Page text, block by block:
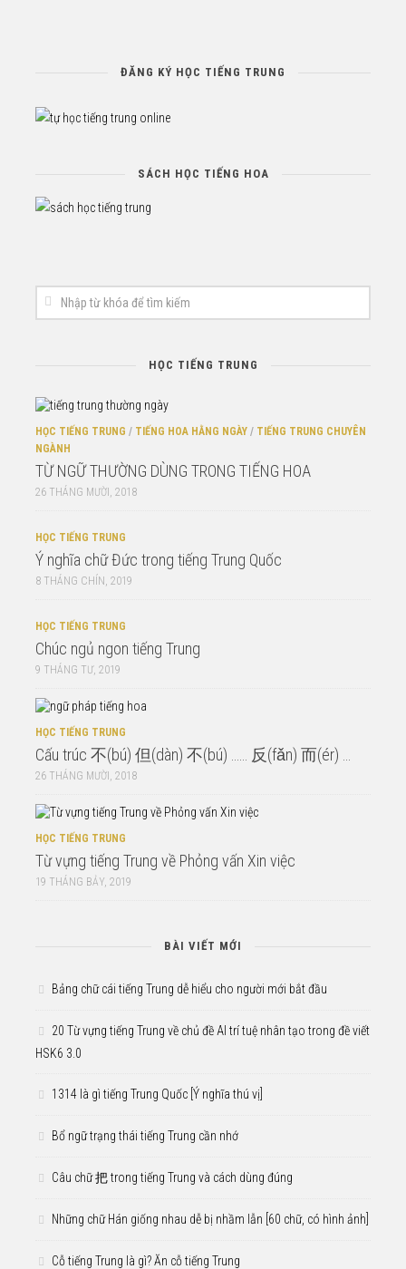
ĐĂNG KÝ HỌC TIẾNG TRUNG
SÁCH HỌC TIẾNG HOA
HỌC TIẾNG TRUNG
HỌC TIẾNG TRUNG / TIẾNG HOA HẰNG NGÀY / TIẾNG TRUNG CHUYÊN
NGÀNH
TỪ NGỮ THƯỜNG DÙNG TRONG TIẾNG HOA
26 THÁNG MƯỜI, 2018
HỌC TIẾNG TRUNG
Ý nghĩa chữ Đức trong tiếng Trung Quốc
8 THÁNG CHÍN, 2019
HỌC TIẾNG TRUNG
Chúc ngủ ngon tiếng Trung
9 THÁNG TƯ, 2019
HỌC TIẾNG TRUNG
Cấu trúc 不(bú) 但(dàn) 不(bú) …… 反(fǎn) 而(ér) …
26 THÁNG MƯỜI, 2018
HỌC TIẾNG TRUNG
Từ vựng tiếng Trung về Phỏng vấn Xin việc
19 THÁNG BẢY, 2019
BÀI VIẾT MỚI
Bảng chữ cái tiếng Trung dễ hiểu cho người mới bắt đầu
20 Từ vựng tiếng Trung về chủ đề AI trí tuệ nhân tạo trong đề viết
HSK6 3.0
1314 là gì tiếng Trung Quốc [Ý nghĩa thú vị]
Bổ ngữ trạng thái tiếng Trung cần nhớ
Câu chữ 把 trong tiếng Trung và cách dùng đúng
Những chữ Hán giống nhau dễ bị nhầm lẫn [60 chữ, có hình ảnh]
Cỗ tiếng Trung là gì? Ăn cỗ tiếng Trung